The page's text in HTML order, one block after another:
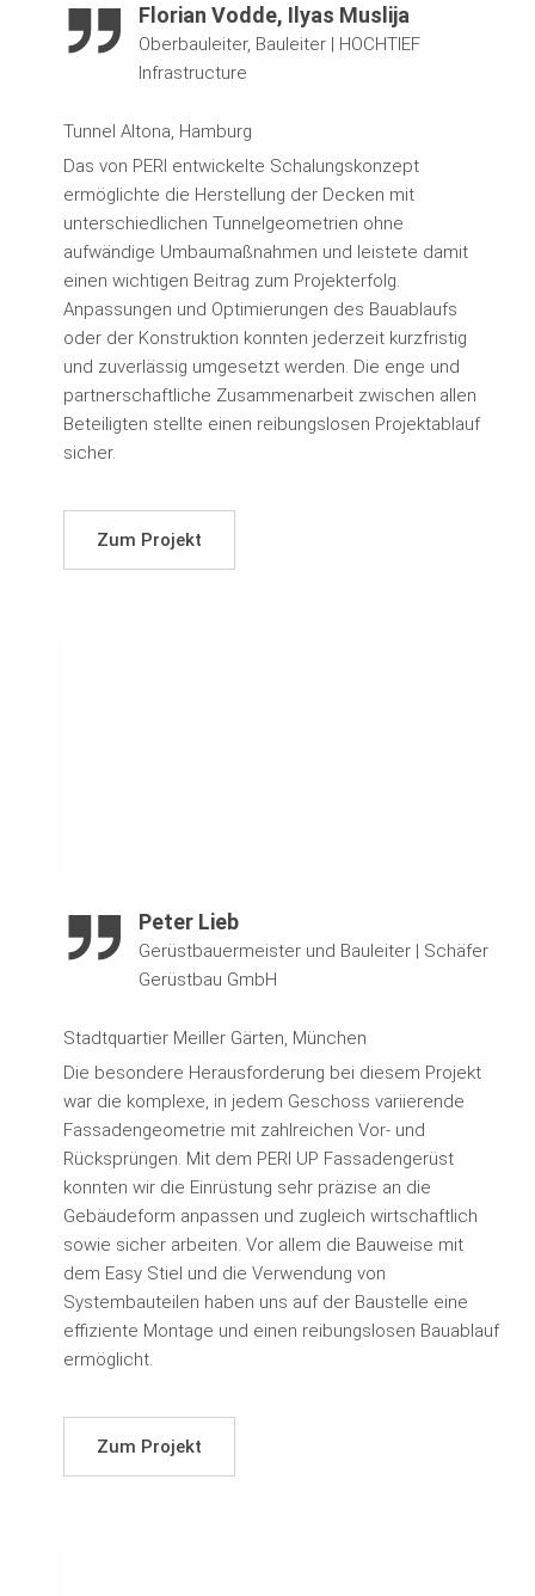
Florian Vodde, Ilyas Muslija
Oberbauleiter, Bauleiter | HOCHTIEF
Infrastructure
Tunnel Altona, Hamburg
Das von PERI entwickelte Schalungskonzept
ermöglichte die Herstellung der Decken mit
unterschiedlichen Tunnelgeometrien ohne
aufwändige Umbaumaßnahmen und leistete damit
einen wichtigen Beitrag zum Projekterfolg.
Anpassungen und Optimierungen des Bauablaufs
oder der Konstruktion konnten jederzeit kurzfristig
und zuverlässig umgesetzt werden. Die enge und
partnerschaftliche Zusammenarbeit zwischen allen
Beteiligten stellte einen reibungslosen Projektablauf
sicher.
Zum Projekt
Peter Lieb
Gerüstbauermeister und Bauleiter
Schäfer
Gerüstbau GmbH
Stadtquartier Meiller Gärten, München
Die besondere Herausforderung bei diesem Projekt
war die komplexe, in jedem Geschoss variierende
Fassadengeometrie mit zahlreichen Vor- und
Rücksprüngen. Mit dem PERI UP Fassadengerüst
konnten wir die Einrüstung sehr präzise an die
Gebäudeform anpassen und zugleich wirtschaftlich
sowie sicher arbeiten. Vor allem die Bauweise mit
dem Easy Stiel und die Verwendung von
Systembauteilen haben uns auf der Baustelle eine
effiziente Montage und einen reibungslosen Bauablauf
ermöglicht.
Zum Projekt